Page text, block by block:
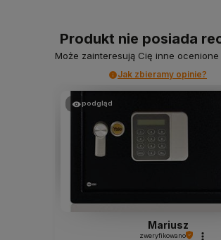
Produkt nie posiada
Może zainteresują Cię inne
Jak zbieramy opinie?
podgląd
Mariusz
zweryfikowano